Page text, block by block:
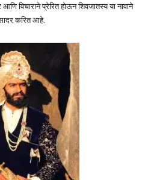
विचाराने प्रेरित होऊन शिवजातस्य या नावाने
करित आहे.